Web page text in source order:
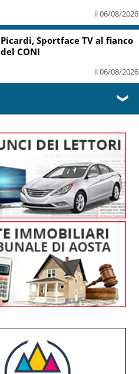
il 06/08/2026
Picardi, Sportface TV al fianco
del CONI
il 06/08/2026
❯